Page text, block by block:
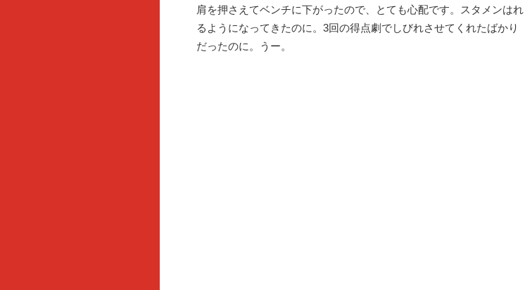
肩を押さえてベンチに下がったので、とても心配です。スタメンはれ
るようになってきたのに。3回の得点劇でしびれさせてくれたばかり
だったのに。うー。